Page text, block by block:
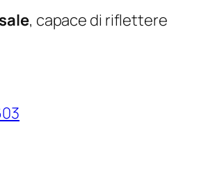
, capace di riflettere